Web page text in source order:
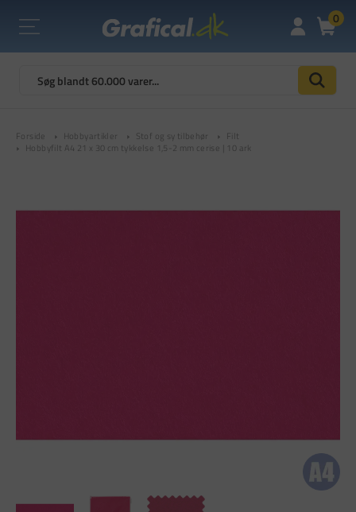
0
Forside Hobbyartikler Stof og sy tilbehør
Filt
Hobbyfilt A4 21 x 30 cm tykkelse 1,5-2 mm cerise | 10 ark